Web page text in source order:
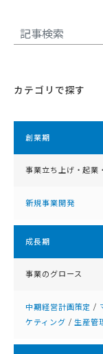
カテゴリで探す
創業期
事業立ち上げ・起業
新規事業開発
成⻑期
事業のグロース
中期経営計画策定 /
ケティング /生産管